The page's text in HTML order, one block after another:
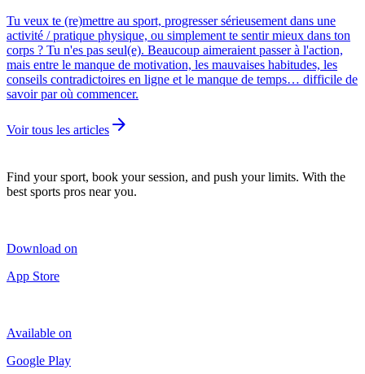
Tu veux te (re)mettre au sport, progresser sérieusement dans une
activité / pratique physique, ou simplement te sentir mieux dans ton
corps ? Tu n'es pas seul(e). Beaucoup aimeraient passer à l'action,
mais entre le manque de motivation, les mauvaises habitudes, les
conseils contradictoires en ligne et le manque de temps… difficile de
savoir par où commencer.
Voir tous les articles arrow_forward
Find your sport, book your session, and push your limits. With the
best sports pros near you.
Download on
App Store
Available on
Google Play